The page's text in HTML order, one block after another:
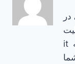
در
میکنم و بیش از بیست سال در زمینه it